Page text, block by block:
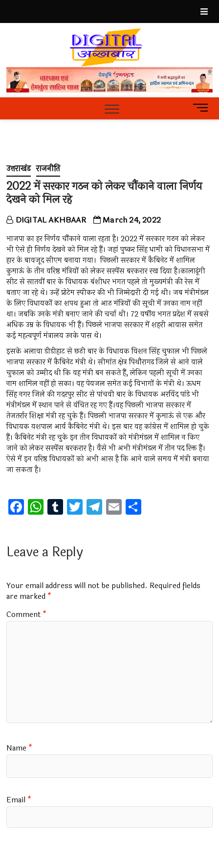
content
Hindi
News
PortalM
e
t
o
उत्तराखंड राजनीति
2022 में सरकार गठन को लेकर चौंकाने वाला निर्णय
देखने को मिल रहे
DIGITAL AKHBAAR March 24, 2022
भाजपा का हर निर्णय चौंकाने वाला रहता है। 2022 में सरकार गठन को लेकर
भी ऐसे ही निर्णय देखने को मिल रहे हैं। जहां पुष्कर सिंह धामी को विधानसभा में
हार के बावजूद सीएम बनाया गया। पिछली सरकार में कैबिनेट में शामिल
कुमाऊं के तीन वरिष्ठ मंत्रियों को लेकर सस्पेंस बरकरार रख दिया है।कालाढूंगी
सीट से सातवीं बार के विधायक बंशीधर भगत पहले तो मुख्यमंत्री की रेस में
बताए जा रहे थे। उन्हें प्रोटेम स्पीकर की भी जिम्मेदारी दी गई थी। जब मंत्रीमंडल
के लिए विधायकों का शपथ हुआ तो आठ मंत्रियों की सूची में उनका नाम नहीं
था। जबकि उनके मंत्री बनाए जाने की चर्चा थी। 72 वर्षीय भगत प्रदेश में सबसे
अधिक उम्र के विधायक भी हैं। पिछले भाजपा सरकार में शहरी आवास समेत
कई महत्वपूर्ण मंत्रालय उनके पास थे।
इसके अलावा डीडीहाट से छठी बार के विधायक विशन सिंह चुफाल भी पिछले
भाजपा सरकार में कैबिनेट मंत्री थे। सीमांत क्षेत्र पिथौरागढ़ जिले से आने वाले
चुफाल को उम्मीद थी कि वह मंत्री बन सकते हैं, लेकिन पहली सूची में उनका
नाम शामिल नहीं हो सका। वह पेयजल समेत कई विभागों के मंत्री थे। ऊधम
सिंह नगर जिले की गदरपुर सीट से पांचवी बार के विधायक अरविंद पांडे भी
मंत्रीमंडल में स्थान पाने से वंचित रह गए हैं।वह पिछली भाजपा सरकार में
तेजतर्रार शिक्षा मंत्री रह चुके हैं। पिछली भाजपा सरकार में कुमाऊं से एक और
विधायक यशपाल आर्य कैबिनेट मंत्री थे। इस बार वह कांग्रेस में शामिल हो चुके
हैं। कैबिनेट मंत्री रह चुके इन तीन विधायकों को मंत्रीमंडल में शामिल न किए
जाने को लेकर सस्पेंस बरकरार है। वैसे भी अभी मंत्रीमंडल में तीन पद रिक्त हैं।
ऐसे में इन वरिष्ठ विधायकों को अभी आस है कि आने वाले समय में मंत्री बनाया
जा सकता है।
F
a
b
o
k
W
h
s
p
p
T
u
bl
T
wi
er
T
el
m
E
m
Leave a Reply
Your email address will not be published. Required fields
are marked *
Comment *
Name *
Email *